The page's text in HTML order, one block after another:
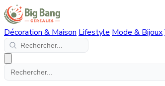
Décoration & Maison Lifestyle Mode & Bijoux